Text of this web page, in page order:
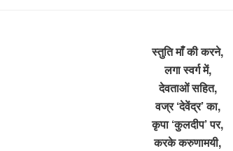
स्तुति माँ की करने,
लगा स्वर्ग में,
देवताओं सहित,
वज्र ‘देवेंद्र’ का,
कृपा ‘कुलदीप’ पर,
करके करुणामयी,